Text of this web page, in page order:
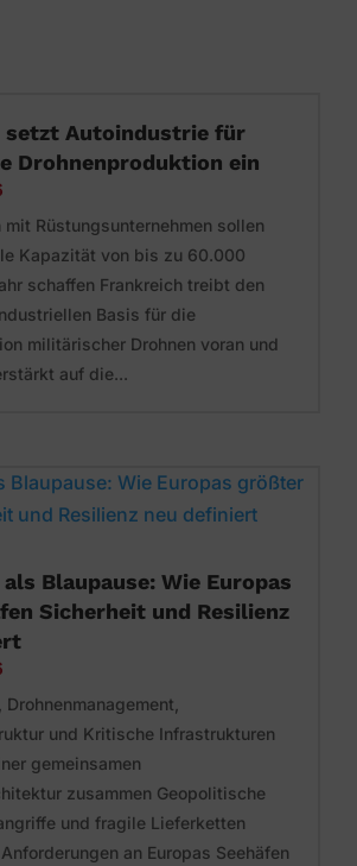
setzt Autoindustrie für
Drohnenproduktion ein
mit Rüstungsunternehmen sollen
Kapazität von bis zu 60.000
schaffen Frankreich treibt den
Basis für die
militärischer Drohnen voran und
auf die...
Blaupause: Wie Europas
Sicherheit und Resilienz
und Kritische Infrastrukturen
gemeinsamen
zusammen Geopolitische
und fragile Lieferketten
an Europas Seehäfen